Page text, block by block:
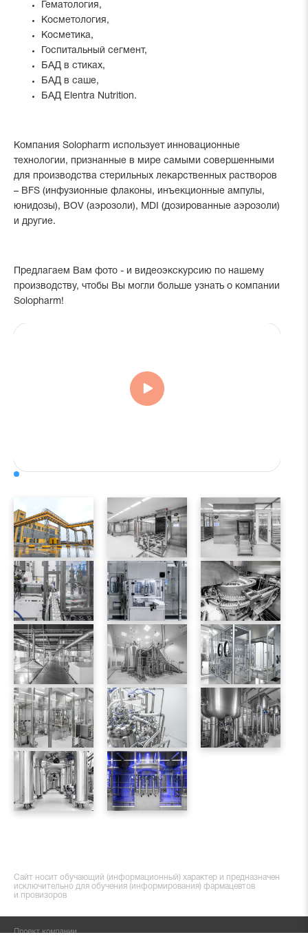
Гематология,
Косметология,
Косметика,
Госпитальный сегмент,
БАД в стиках,
БАД в саше,
БАД Elentra Nutrition.
Компания Solopharm использует инновационные
технологии, признанные в мире самыми совершенными
для производства стерильных лекарственных растворов
– BFS (инфузионные флаконы, инъекционные ампулы,
юнидозы), BOV (аэрозоли), MDI (дозированные аэрозоли)
и другие.
Предлагаем Вам фото - и видеоэкскурсию по нашему
производству, чтобы Вы могли больше узнать о компании
Solopharm!
Сайт носит обучающий (информационный) характер и предназначен
исключительно для обучения (информирования) фармацевтов
и провизоров